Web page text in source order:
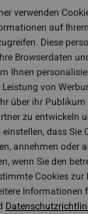
verwenden
auf
Diese
Browserdaten
Ihnen
von
über ihr
zu entwickeln
dass Sie
annehmen oder
wenn Sie den
Cookies zur
Informationen